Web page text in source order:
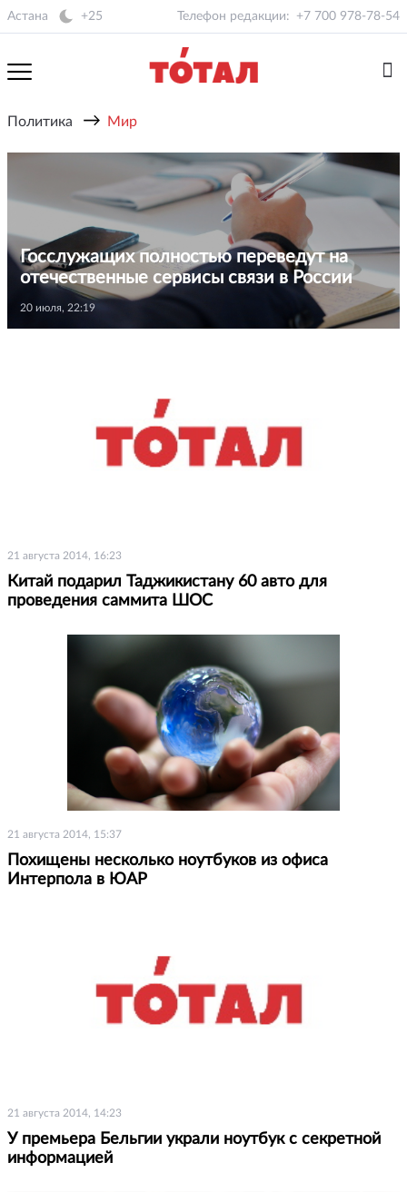
Астана +25 Телефон редакции: +7 700 978-78-54
Политика → Мир
Госслужащих полностью переведут на
отечественные сервисы связи в России
20 июля, 22:19
21 августа 2014, 16:23
Китай подарил Таджикистану 60 авто для
проведения саммита ШОС
21 августа 2014, 15:37
Похищены несколько ноутбуков из офиса
Интерпола в ЮАР
21 августа 2014, 14:23
У премьера Бельгии украли ноутбук с секретной
информацией